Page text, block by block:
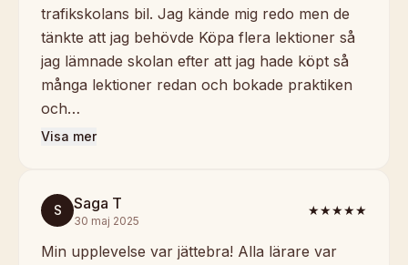
trafikskolans bil. Jag kände mig redo men de
tänkte att jag behövde Köpa flera lektioner så
jag lämnade skolan efter att jag hade köpt så
många lektioner redan och bokade praktiken
och…
Visa mer
S Saga T
30 maj 2025
★★★★★
Min upplevelse var jättebra! Alla lärare var